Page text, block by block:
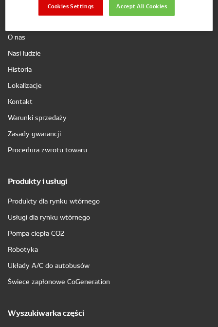
O nas
Nasi ludzie
Historia
Lokalizacje
Kontakt
Warunki sprzedaży
Zasady gwarancji
Procedura zwrotu towaru
Produkty i usługi
Produkty dla rynku wtórnego
Usługi dla rynku wtórnego
Pompa ciepła CO2
Robotyka
Układy A/C do autobusów
Świece zapłonowe CoGeneration
Wyszukiwarka części
Accept All Cookies
Cookies Settings